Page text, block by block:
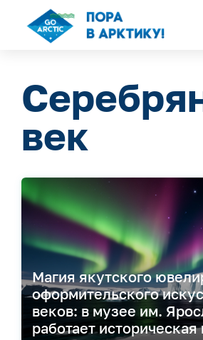
век
Магия якутского
оформительского
веков: в музее им.
работает историческая